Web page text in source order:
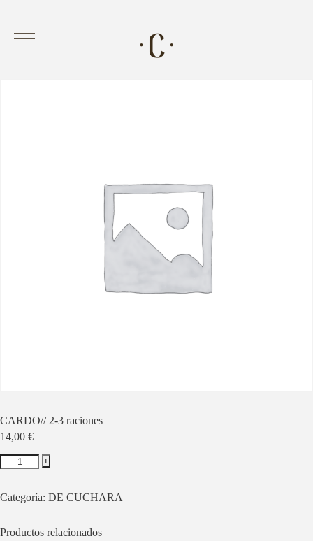
CARDO// 2-3 raciones
14,00 €
+
Categoría: DE CUCHARA
Productos relacionados